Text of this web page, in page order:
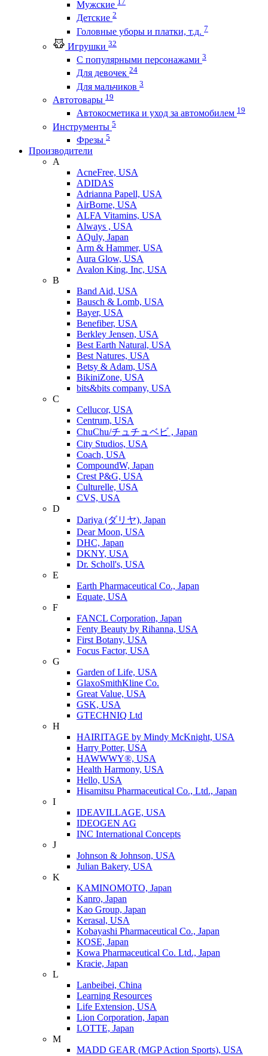
Мужские
Детские 2
Головные уборы и платки, т.д. 7
Игрушки 32
С популярными персонажами 3
Для девочек 24
Для мальчиков 3
Автотовары 19
Автокосметика и уход за автомобилем 19
Инструменты 5
Фрезы 5
Производители
A
AcneFree, USA
ADIDAS
Adrianna Papell, USA
AirBorne, USA
ALFA Vitamins, USA
Always , USA
AQuly, Japan
Arm & Hammer, USA
Aura Glow, USA
Avalon King, Inc, USA
B
Band Aid, USA
Bausch & Lomb, USA
Bayer, USA
Benefiber, USA
Berkley Jensen, USA
Best Earth Natural, USA
Best Natures, USA
Betsy & Adam, USA
BikiniZone, USA
bits&bits company, USA
C
Cellucor, USA
Centrum, USA
ChuChu/チュチュベビ , Japan
City Studios, USA
Coach, USA
CompoundW, Japan
Crest P&G, USA
Culturelle, USA
CVS, USA
D
Dariya (ダリヤ), Japan
Dear Moon, USA
DHC, Japan
DKNY, USA
Dr. Scholl's, USA
E
Earth Pharmaceutical Co., Japan
Equate, USA
F
FANCL Corporation, Japan
Fenty Beauty by Rihanna, USA
First Botany, USA
Focus Factor, USA
G
Garden of Life, USA
GlaxoSmithKline Co.
Great Value, USA
GSK, USA
GTECHNIQ Ltd
H
HAIRITAGE by Mindy McKnight, USA
Harry Potter, USA
HAWWWY®, USA
Health Harmony, USA
Hello, USA
Hisamitsu Pharmaceutical Co., Ltd., Japan
I
IDEAVILLAGE, USA
IDEOGEN AG
INC International Concepts
J
Johnson & Johnson, USA
Julian Bakery, USA
K
KAMINOMOTO, Japan
Kanro, Japan
Kao Group, Japan
Kerasal, USA
Kobayashi Pharmaceutical Co., Japan
KOSE, Japan
Kowa Pharmaceutical Co. Ltd., Japan
Kracie, Japan
L
Lanbeibei, China
Learning Resources
Life Extension, USA
Lion Corporation, Japan
LOTTE, Japan
M
MADD GEAR (MGP Action Sports), USA